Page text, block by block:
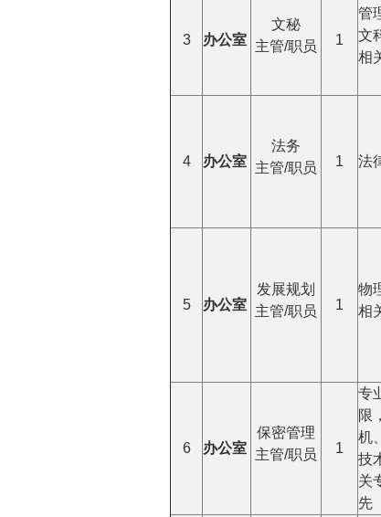
3 办公室
文秘
主管/职员
1
管
文
相
4 办公室
法务
主管/职员
1 法
5 办公室
发展规划
主管/职员
1
物
相
6 办公室
保密管理
主管/职员
1
专
限
机
技
关
先